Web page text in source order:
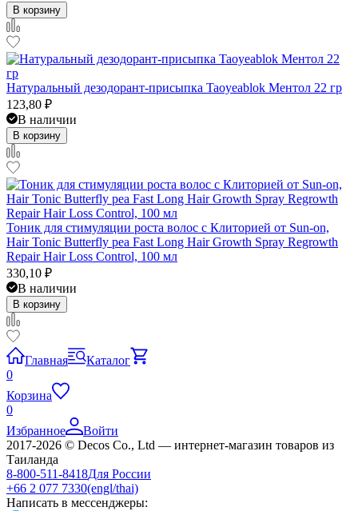
В корзину
Натуральный дезодорант-присыпка Taoyeablok Ментол 22 гр
123,80 ₽
В наличии
В корзину
Тоник для стимуляции роста волос с Клиторией от Sun-on,
Hair Tonic Butterfly pea Fast Long Hair Growth Spray Regrowth
Repair Hair Loss Control, 100 мл
330,10 ₽
В наличии
В корзину
Главная
Каталог
0
Корзина
0
Избранное
Войти
2017-2026 © Decos Co., Ltd — интернет-магазин товаров из
Таиланда
8-800-511-8418Для России
+66 2 077 7330(engl/thai)
Написать в мессенджеры: